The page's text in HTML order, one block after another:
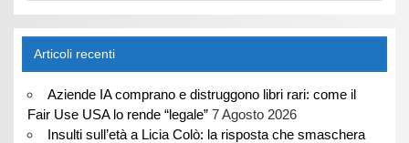
Articoli recenti
Aziende IA comprano e distruggono libri rari: come il
Fair Use USA lo rende “legale” 7 Agosto 2026
Insulti sull’età a Licia Colò: la risposta che smaschera